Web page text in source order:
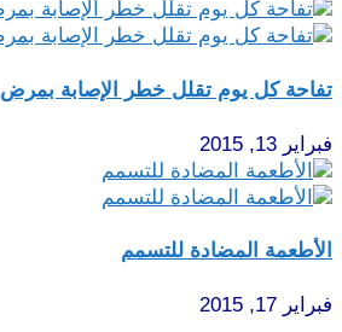
تفاحة كل يوم تقلل خطر الإصابة بمرض
فبراير 13, 2015
الأطعمة المضادة للتسمم
فبراير 17, 2015